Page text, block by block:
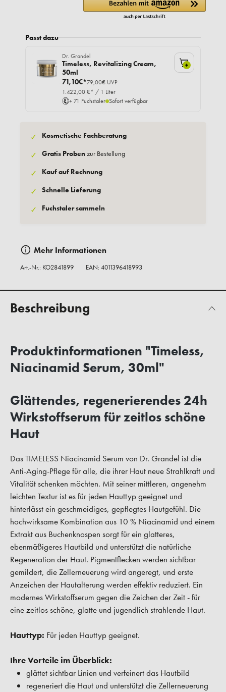
Passt dazu
Dr. Grandel
Timeless, Revitalizing Cream,
50ml
71,10€*79,00€ UVP
1.422,00 €* / 1 Liter
+ 71 Fuchstaler Sofort verfügbar
+
✓ Kosmetische Fachberatung
✓ Gratis Probenzur Bestellung
✓ Kauf auf Rechnung
✓ Schnelle Lieferung
✓ Fuchstaler sammeln
Mehr Informationen
Art.-Nr.: KO2841899 EAN: 4011396418993
Beschreibung
Produktinformationen "Timeless,
Niacinamid Serum, 30ml"
Glättendes, regenerierendes 24h
Wirkstoffserum für zeitlos schöne
Haut
Das TIMELESS Niacinamid Serum von Dr. Grandel ist die
Anti-Aging-Pflege für alle, die ihrer Haut neue Strahlkraft und
Vitalität schenken möchten. Mit seiner mittleren, angenehm
leichten Textur ist es für jeden Hauttyp geeignet und
hinterlässt ein geschmeidiges, gepflegtes Hautgefühl. Die
hochwirksame Kombination aus 10 % Niacinamid und einem
Extrakt aus Buchenknospen sorgt für ein glatteres,
ebenmäßigeres Hautbild und unterstützt die natürliche
Regeneration der Haut. Pigmentflecken werden sichtbar
gemildert, die Zellerneuerung wird angeregt, und erste
Anzeichen der Hautalterung werden effektiv reduziert. Ein
modernes Wirkstoffserum gegen die Zeichen der Zeit - für
eine zeitlos schöne, glatte und jugendlich strahlende Haut.
Hauttyp: Für jeden Hauttyp geeignet.
Ihre Vorteile im Überblick:
glättet sichtbar Linien und verfeinert das Hautbild
regeneriert die Haut und unterstützt die Zellerneuerung